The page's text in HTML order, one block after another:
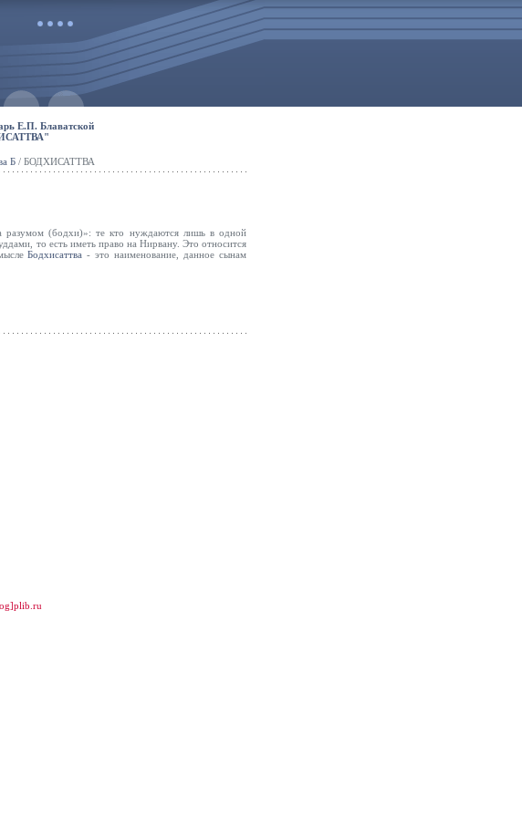
Е.П. Блаватской
Б / БОДХИСАТТВА
разумом (бодхи)»: те кто нуждаются лишь в одной
то есть иметь право на Нирвану. Это относится
Бодхисаттва - это наименование, данное сынам